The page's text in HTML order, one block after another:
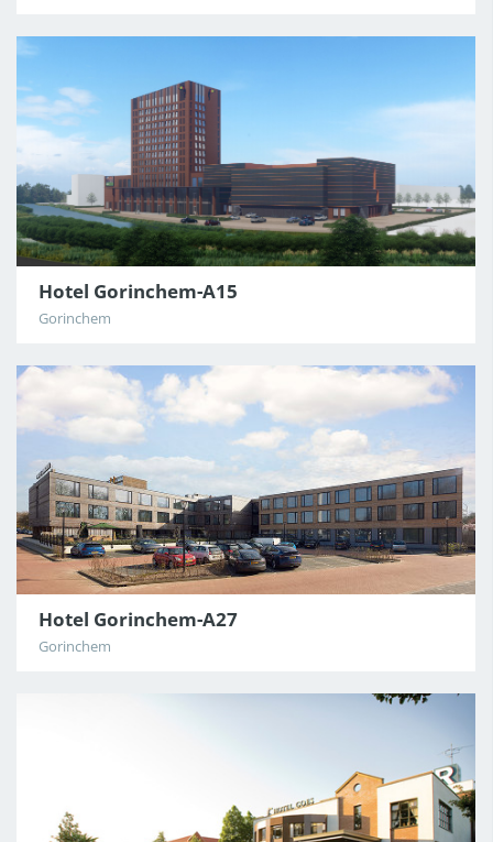
Hotel Gorinchem-A15
Gorinchem
Hotel Gorinchem-A27
Gorinchem